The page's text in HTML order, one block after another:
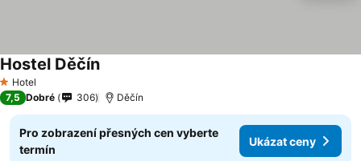
1 Počet hvězdiček
Hotel
Hostel DěčínUkázat ceny
7,5 Dobré 306 Děčín
Pro zobrazení přesných cen vyberte
termín
Ukázat ceny